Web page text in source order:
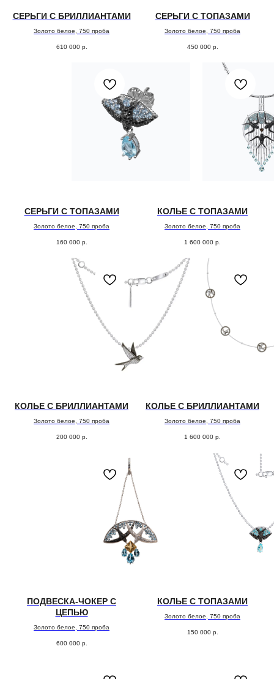
СЕРЬГИ С БРИЛЛИАНТАМИ
Золото белое, 750 проба
610 000 р.
СЕРЬГИ С ТОПАЗАМИ
Золото белое, 750 проба
450 000 р.
СЕРЬГИ С ТОПАЗАМИ
Золото белое, 750 проба
160 000 р.
КОЛЬЕ С ТОПАЗАМИ
Золото белое, 750 проба
1 600 000 р.
КОЛЬЕ С БРИЛЛИАНТАМИ
Золото белое, 750 проба
200 000 р.
КОЛЬЕ С БРИЛЛИАНТАМИ
Золото белое, 750 проба
1 600 000 р.
ПОДВЕСКА-ЧОКЕР С
ЦЕПЬЮ
Золото белое, 750 проба
600 000 р.
КОЛЬЕ С ТОПАЗАМИ
Золото белое, 750 проба
150 000 р.
ОСТАВИТЬ ЗАЯВКУ
Заполните форму, и мы свяжемся с Вами,
чтобы назначить онлайн или офлайн встречу.
( забота о клиентах )
ПОДБЕРЕМ
УКРАШЕНИЕ
СПЕЦИАЛЬНО
Поможем с подбором украшения из коллекции или